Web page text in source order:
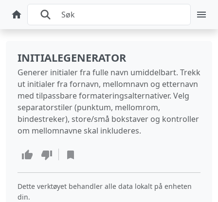
INITIALEGENERATOR
Generer initialer fra fulle navn umiddelbart. Trekk
ut initialer fra fornavn, mellomnavn og etternavn
med tilpassbare formateringsalternativer. Velg
separatorstiler (punktum, mellomrom,
bindestreker), store/små bokstaver og kontroller
om mellomnavne skal inkluderes.
Dette verktøyet behandler alle data lokalt på enheten
din.